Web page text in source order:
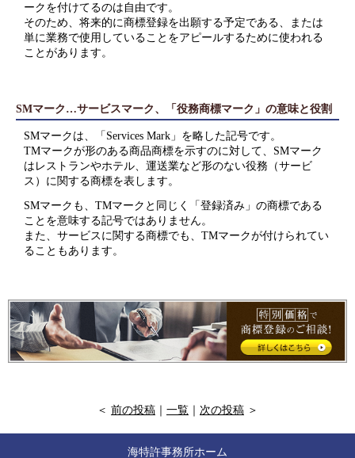
ークを付けてるのは自由です。
そのため、将来的に商標登録を出願する予定である、または
単に業務で使用していることをアピールするために使われる
ことがあります。
SMマーク…サービスマーク、「役務商標マーク」の意味と役割
SMマークは、「Services Mark」を略した記号です。
TMマークが形のある商品商標を示すのに対して、SMマーク
はレストランやホテル、運送業など形のない役務（サービ
ス）に関する商標を表します。
SMマークも、TMマークと同じく「登録済み」の商標である
ことを意味する記号ではありません。
また、サービスに関する商標でも、TMマークが付けられてい
ることもあります。
＜ 前の投稿 一覧 次の投稿 ＞
海特許事務所ホーム